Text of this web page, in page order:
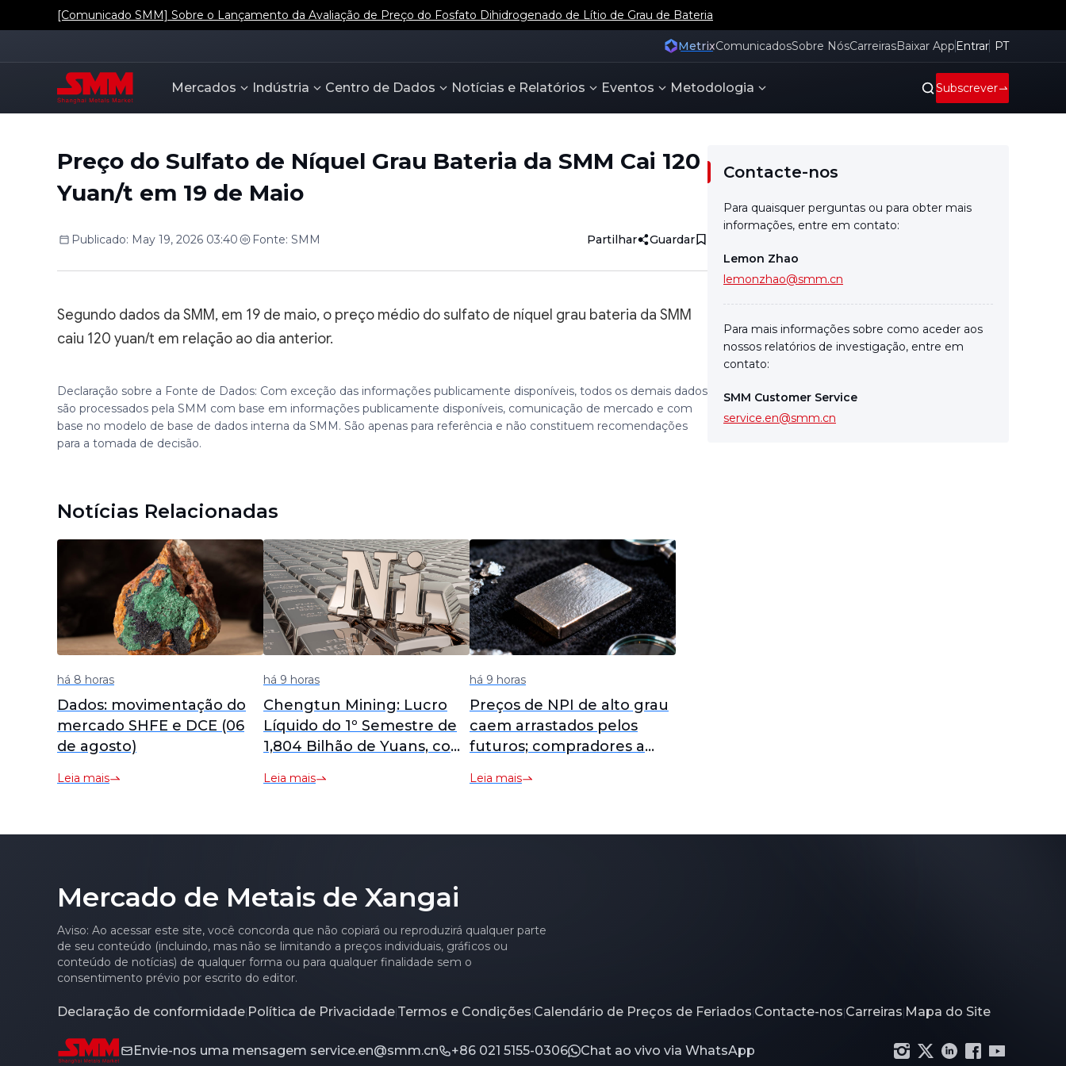
[Comunicado SMM] Sobre o Lançamento da Avaliação de Preço do Fosfato Dihidrogenado de Lítio de Grau de Bateria
MetrixComunicadosSobre NósCarreirasBaixar App Entrar PT
Mercados Indústria Centro de Dados Notícias e Relatórios Eventos Metodologia Subscrever
Preço do Sulfato de Níquel Grau Bateria da SMM Cai 120
Yuan/t em 19 de Maio
Publicado: May 19, 2026 03:40 Fonte: SMM Partilhar Guardar
Segundo dados da SMM, em 19 de maio, o preço médio do sulfato de níquel grau bateria da SMM
caiu 120 yuan/t em relação ao dia anterior.
Declaração sobre a Fonte de Dados: Com exceção das informações publicamente disponíveis, todos os demais dados
são processados pela SMM com base em informações publicamente disponíveis, comunicação de mercado e com
base no modelo de base de dados interna da SMM. São apenas para referência e não constituem recomendações
para a tomada de decisão.
Notícias Relacionadas
há 8 horas
Dados: movimentação do
mercado SHFE e DCE (06
de agosto)
Leia mais
há 9 horas
Chengtun Mining: Lucro
Líquido do 1º Semestre de
1,804 Bilhão de Yuans, com
Leia mais
há 9 horas
Preços de NPI de alto grau
caem arrastados pelos
futuros; compradores a
de preços baixos
Leia mais
Contacte-nos
Para quaisquer perguntas ou para obter mais
informações, entre em contato:
Lemon Zhao
lemonzhao@smm.cn
Para mais informações sobre como aceder aos
nossos relatórios de investigação, entre em
contato:
SMM Customer Service
service.en@smm.cn
Mercado de Metais de Xangai
Aviso: Ao acessar este site, você concorda que não copiará ou reproduzirá qualquer parte
de seu conteúdo (incluindo, mas não se limitando a preços individuais, gráficos ou
conteúdo de notícias) de qualquer forma ou para qualquer finalidade sem o
consentimento prévio por escrito do editor.
Declaração de conformidade|Política de Privacidade|Termos e Condições|Calendário de Preços de Feriados|Contacte-nos|Carreiras|Mapa do Site
Envie-nos uma mensagem service.en@smm.cn +86 021 5155-0306 Chat ao vivo via WhatsApp